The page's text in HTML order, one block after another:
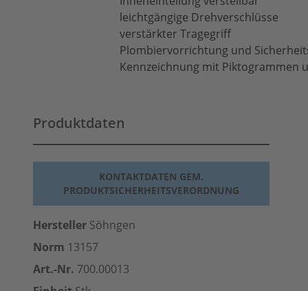
leichtgängige Drehverschlüsse
verstärkter Tragegriff
Plombiervorrichtung und
Kennzeichnung mit Piktogrammen
Produktdaten
KONTAKTDATEN GEM.
PRODUKTSICHERHEITSVERORDNUNG
Hersteller Söhngen
Norm 13157
Art.-Nr. 700.00013